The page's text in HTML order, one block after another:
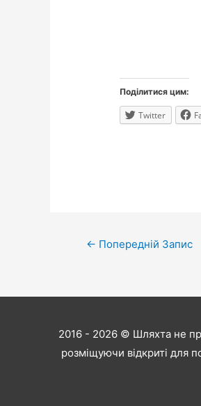
Поділитися цим:
Twitter
Навігація
← Попередній Запис
2016 - 2026 © Шляхта не
розміщуючи відкриті для